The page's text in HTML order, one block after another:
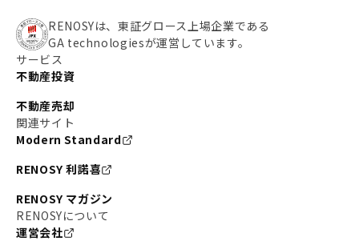
RENOSYは、東証グロース上場企業である
GA technologiesが運営しています。
サービス
不動産投資
不動産売却
関連サイト
Modern Standard
RENOSY 利諾喜
RENOSY マガジン
RENOSYについて
運営会社